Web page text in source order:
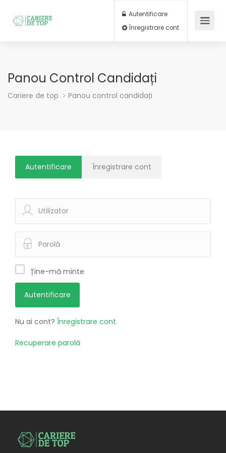
Autentificare
Înregistrare cont
Panou Control Candidați
Cariere de top Panou control candidați
Autentificare Înregistrare cont
Ține-mă minte
Nu ai cont? Înregistrare cont
Recuperare parolă